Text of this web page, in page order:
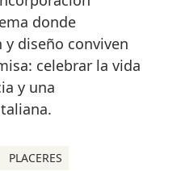
donde
diseño conviven
celebrar la vida
y una
PLACERES